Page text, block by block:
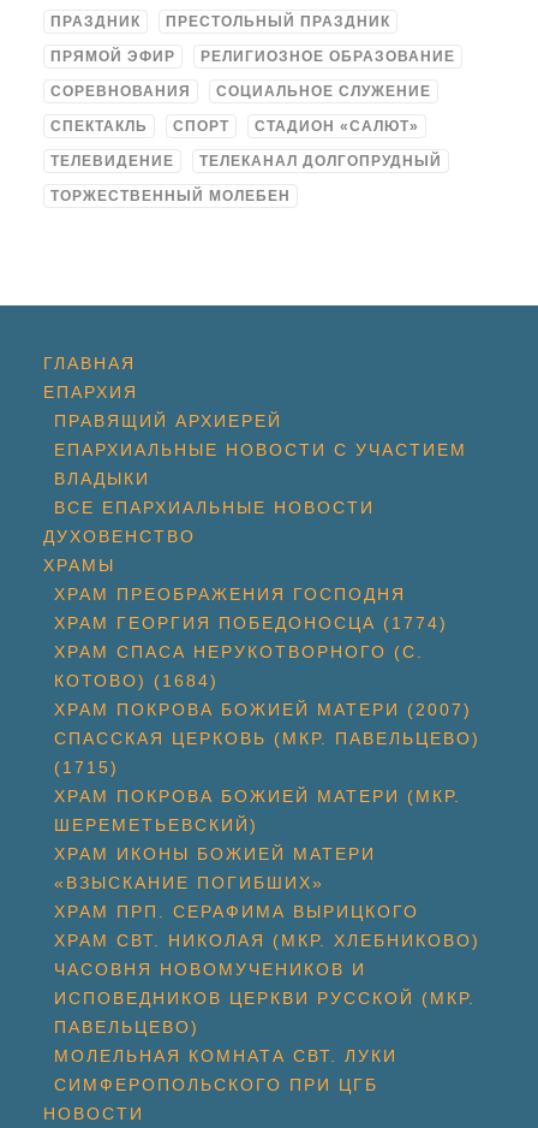
ПРАЗДНИК ПРЕСТОЛЬНЫЙ ПРАЗДНИК
ПРЯМОЙ ЭФИР РЕЛИГИОЗНОЕ ОБРАЗОВАНИЕ
СОРЕВНОВАНИЯ СОЦИАЛЬНОЕ СЛУЖЕНИЕ
СПЕКТАКЛЬ СПОРТ СТАДИОН «САЛЮТ»
ТЕЛЕВИДЕНИЕ ТЕЛЕКАНАЛ ДОЛГОПРУДНЫЙ
ТОРЖЕСТВЕННЫЙ МОЛЕБЕН
ГЛАВНАЯ
ЕПАРХИЯ
ПРАВЯЩИЙ АРХИЕРЕЙ
ЕПАРХИАЛЬНЫЕ НОВОСТИ С УЧАСТИЕМ
ВЛАДЫКИ
ВСЕ ЕПАРХИАЛЬНЫЕ НОВОСТИ
ДУХОВЕНСТВО
ХРАМЫ
ХРАМ ПРЕОБРАЖЕНИЯ ГОСПОДНЯ
ХРАМ ГЕОРГИЯ ПОБЕДОНОСЦА (1774)
ХРАМ СПАСА НЕРУКОТВОРНОГО (С.
КОТОВО) (1684)
ХРАМ ПОКРОВА БОЖИЕЙ МАТЕРИ (2007)
СПАССКАЯ ЦЕРКОВЬ (МКР. ПАВЕЛЬЦЕВО)
(1715)
ХРАМ ПОКРОВА БОЖИЕЙ МАТЕРИ (МКР.
ШЕРЕМЕТЬЕВСКИЙ)
ХРАМ ИКОНЫ БОЖИЕЙ МАТЕРИ
«ВЗЫСКАНИЕ ПОГИБШИХ»
ХРАМ ПРП. СЕРАФИМА ВЫРИЦКОГО
ХРАМ СВТ. НИКОЛАЯ (МКР. ХЛЕБНИКОВО)
ЧАСОВНЯ НОВОМУЧЕНИКОВ И
ИСПОВЕДНИКОВ ЦЕРКВИ РУССКОЙ (МКР.
ПАВЕЛЬЦЕВО)
МОЛЕЛЬНАЯ КОМНАТА СВТ. ЛУКИ
СИМФЕРОПОЛЬСКОГО ПРИ ЦГБ
НОВОСТИ